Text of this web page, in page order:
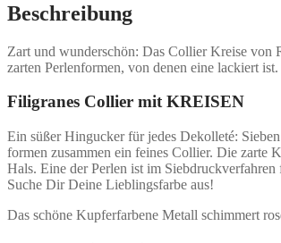
Beschreibung
Zart und wunderschön: Das Collier Kreise von
zarten Perlenformen, von denen eine lackiert ist.
Filigranes Collier mit KREISEN
Ein süßer Hingucker für jedes Dekolleté:
formen zusammen ein feines Collier. Die zarte
Hals. Eine der Perlen ist im Siebdruckverfahren
Suche Dir Deine Lieblingsfarbe aus!
Das schöne Kupferfarbene Metall schimmert